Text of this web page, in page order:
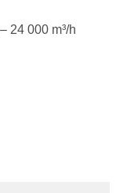
24 000 m³/h